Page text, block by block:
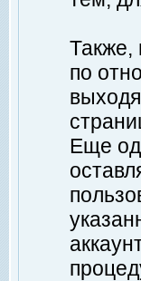
Также,
по
Еще